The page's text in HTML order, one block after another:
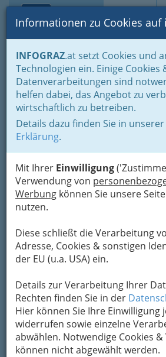
Suche
Informationen zu Cookies auf
INFOGRAZ.at setzt Cookies und
Technologien ein. Einige Cookies
Datenverarbeitungen sind
helfen dabei, das Angebot zu
wirtschaftlich zu betreiben.
Details dazu finden Sie in unserer
Erklärung.
Mit Ihrer Einwilligung
Verwendung von
Werbung können Sie unsere Seite
nutzen.
Diese schließt die Verarbeitung
Adresse, Cookies & sonstigen
der EU (u.a. USA) ein.
Details zur Verarbeitung Ihrer
Rechten finden Sie in der
Hier können Sie Ihre Einwilligung
widerrufen sowie einzelne
abwählen. Notwendige Cookies
können nicht abgewählt werden.
Home Branchen
Atelier f. Maß &
Grazer Werkstätte
Herrengasse 13, 8010 Graz
+43 664 433 8577
Karte